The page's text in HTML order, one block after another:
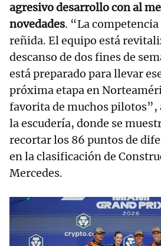
agresivo desarrollo con al
novedades. “La
reñida. El equipo está
descanso de dos fines de
está preparado para llevar
próxima etapa en
favorita de muchos pilotos”,
la escudería, donde se
recortar los 86 puntos de
en la clasificación de
Mercedes.